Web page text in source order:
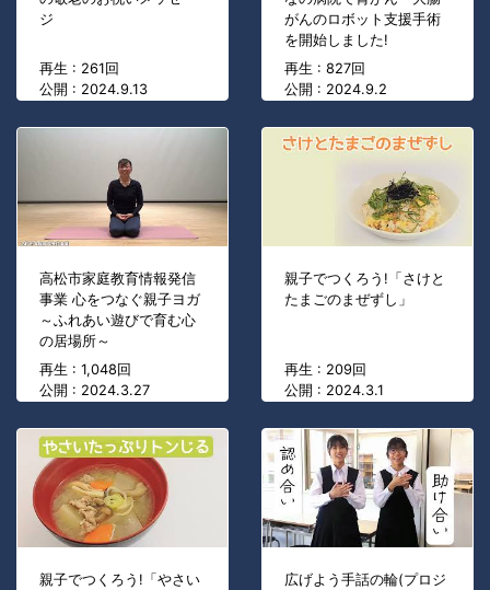
ジ
再生 : 261回
公開 : 2024.9.13
がんのロボット支援手術
を開始しました!
再生 : 827回
公開 : 2024.9.2
高松市家庭教育情報発信
事業 心をつなぐ親子ヨガ
～ふれあい遊びで育む心
の居場所～
再生 : 1,048回
公開 : 2024.3.27
親子でつくろう!「さけと
たまごのまぜずし」
再生 : 209回
公開 : 2024.3.1
親子でつくろう!「やさい
広げよう手話の輪(プロジ